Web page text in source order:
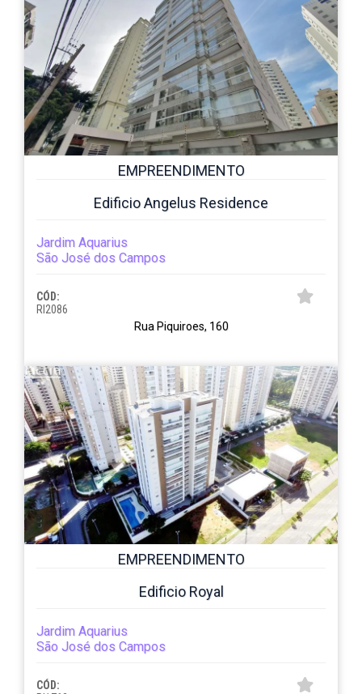
EMPREENDIMENTO
Edificio Angelus Residence
Jardim Aquarius
São José dos Campos
CÓD:
RI2086
Rua Piquiroes, 160
EMPREENDIMENTO
Edificio Royal
Jardim Aquarius
São José dos Campos
CÓD: